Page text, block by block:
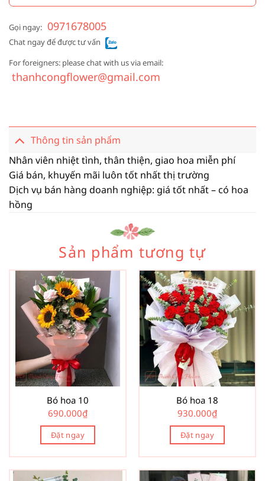
Gọi ngay: 0971678005
Chat ngay để được tư vấn
For foreigners: please chat with us via email:
thanhcongflower@gmail.com
Thông tin sản phẩm
Nhân viên nhiệt tình, thân thiện, giao hoa miễn phí
Giá bán, khuyến mãi luôn tốt nhất thị trường
Dịch vụ bán hàng doanh nghiệp: giá tốt nhất – có hoa
hồng
Sản phẩm tương tự
Bó hoa 10
690.000₫
Đặt ngay
Bó hoa 18
930.000₫
Đặt ngay